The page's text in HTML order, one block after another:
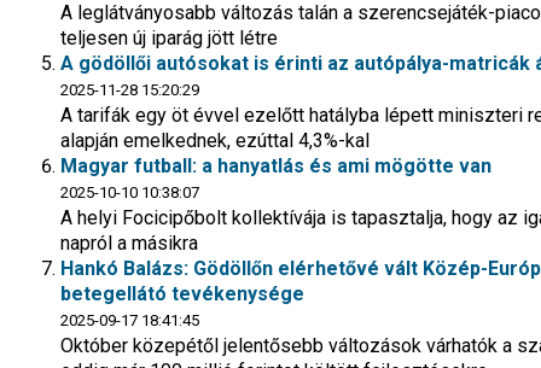
A leglátványosabb változás talán a szerencsejáték-
teljesen új iparág jött létre
A gödöllői autósokat is érinti az autópálya-matricák
2025-11-28 15:20:29
A tarifák egy öt évvel ezelőtt hatályba lépett miniszteri
alapján emelkednek, ezúttal 4,3%-kal
Magyar futball: a hanyatlás és ami mögötte van
2025-10-10 10:38:07
A helyi Focicipőbolt kollektívája is tapasztalja, hogy az
napról a másikra
Hankó Balázs: Gödöllőn elérhetővé vált Közép-
betegellátó tevékenysége
2025-09-17 18:41:45
Október közepétől jelentősebb változások várhatók a